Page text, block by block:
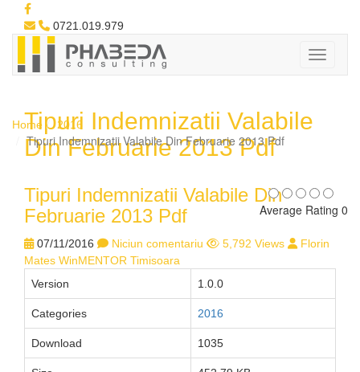
0721.019.979
Tipuri Indemnizatii Valabile
Din Februarie 2013 Pdf
Home 2016
Tipuri Indemnizatii Valabile Din Februarie 2013 Pdf
Tipuri Indemnizatii Valabile Din
Februarie 2013 Pdf
Average Rating 0
07/11/2016 Niciun comentariu 5,792 Views
Florin
Mates WinMENTOR Timisoara
Version
1.0.0
Categories 2016
Download 1035